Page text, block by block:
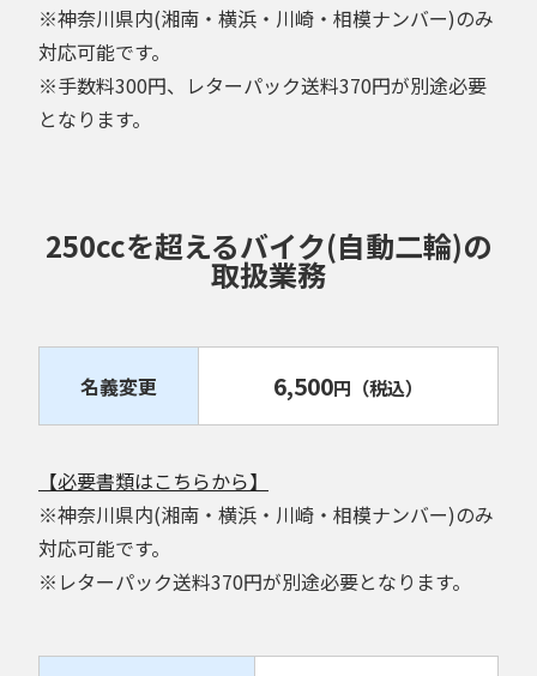
※神奈川県内(湘南・横浜・川崎・相模ナンバー)のみ
対応可能です。
※手数料300円、レターパック送料370円が別途必要
となります。
250ccを超えるバイク(自動二輪)の
取扱業務
名義変更 6,500円 （税込）
【必要書類はこちらから】
※神奈川県内(湘南・横浜・川崎・相模ナンバー)のみ
対応可能です。
※レターパック送料370円が別途必要となります。